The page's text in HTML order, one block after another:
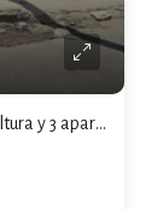
Gran propiedad con galpón de 10 mts de altura y 3 apartamentos